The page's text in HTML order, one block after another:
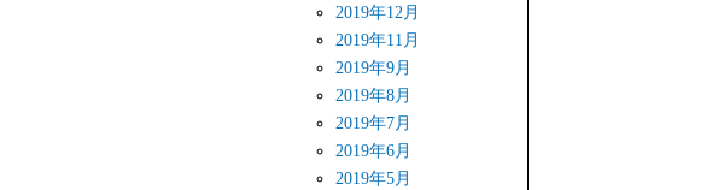
2019年12月
2019年11月
2019年9月
2019年8月
2019年7月
2019年6月
2019年5月